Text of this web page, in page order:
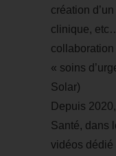
création
clinique,
« soins
Solar)
Depuis
Santé, dans
vidéos dédié